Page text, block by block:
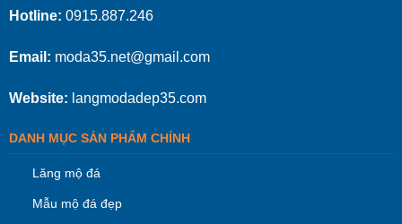
Hotline: 0915.887.246
Email: moda35.net@gmail.com
Website: langmodadep35.com
DANH MỤC SẢN PHẨM CHÍNH
Lăng mộ đá
Mẫu mộ đá đẹp